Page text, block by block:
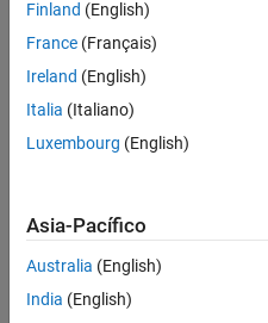
Finland (English)
France (Français)
Ireland (English)
Italia (Italiano)
Luxembourg (English)
Asia-Pacífico
Australia (English)
India (English)